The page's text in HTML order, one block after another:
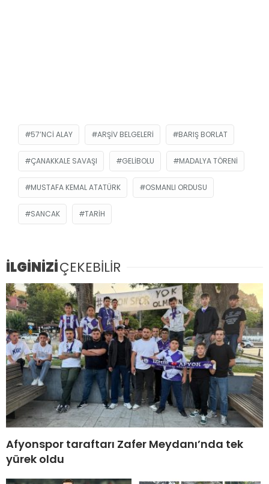
57’NCI ALAY ARŞIV BELGELERI BARIŞ BORLAT
ÇANAKKALE SAVAŞI GELIBOLU MADALYA TÖRENI
MUSTAFA KEMAL ATATÜRK OSMANLI ORDUSU
SANCAK TARIH
İLGİNİZİÇEKEBİLİR
Afyonspor taraftarı Zafer Meydanı’nda tek
yürek oldu